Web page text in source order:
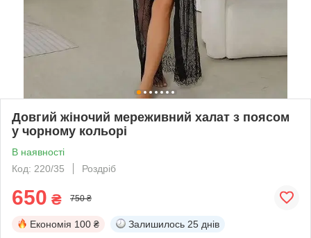
Довгий жіночий мереживний халат з поясом
у чорному кольорі
В наявності
Код: 220/35
Роздріб
650 ₴ 750 ₴
Економія 100 ₴ Залишилось 25 днів